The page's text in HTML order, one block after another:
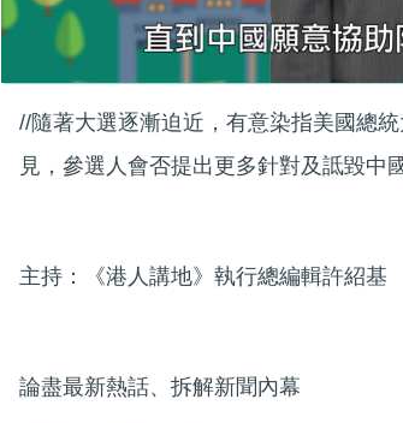
//隨著大選逐漸迫近，有意染指美國總
見，參選人會否提出更多針對及詆毀中
主持：《港人講地》執行總編輯許紹基
論盡最新熱話、拆解新聞內幕